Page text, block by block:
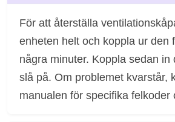
För att återställa
enheten helt och koppla ur den
några minuter. Koppla sedan in
slå på. Om problemet kvarstår,
manualen för specifika felkoder